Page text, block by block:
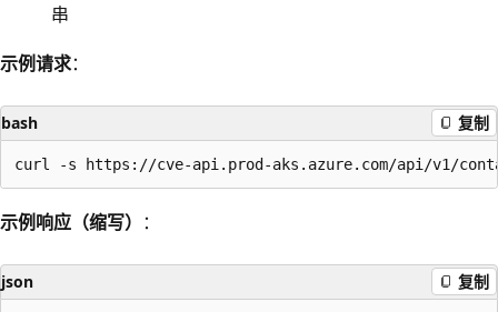
串
示例请求：
bash 复制
示例响应（缩写） ：
json 复制